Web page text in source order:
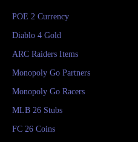
POE 2 Currency
Diablo 4 Gold
ARC Raiders Items
Monopoly Go Partners
Monopoly Go Racers
MLB 26 Stubs
FC 26 Coins